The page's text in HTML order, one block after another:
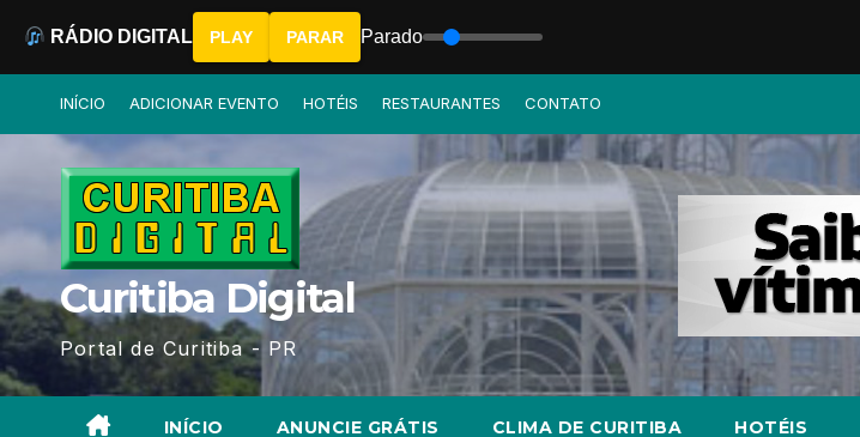
INÍCIO ADICIONAR EVENTO HOTÉIS RESTAURANTES CONTATO
Curitiba Digital
Portal de Curitiba - PR
INÍCIO ANUNCIE GRÁTIS CLIMA DE CURITIBA HOTÉIS
RÁDIO DIGITAL PLAY PARAR Parado